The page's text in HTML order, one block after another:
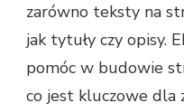
zarówno teksty na
jak tytuły czy opisy.
pomóc w budowie
co jest kluczowe dla